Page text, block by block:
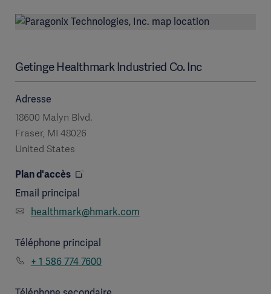
Getinge Healthmark Industried Co. Inc
Adresse
18600 Malyn Blvd.
Fraser, MI 48026
United States
Plan d'accès
Email principal
healthmark@hmark.com
Téléphone principal
+ 1 586 774 7600